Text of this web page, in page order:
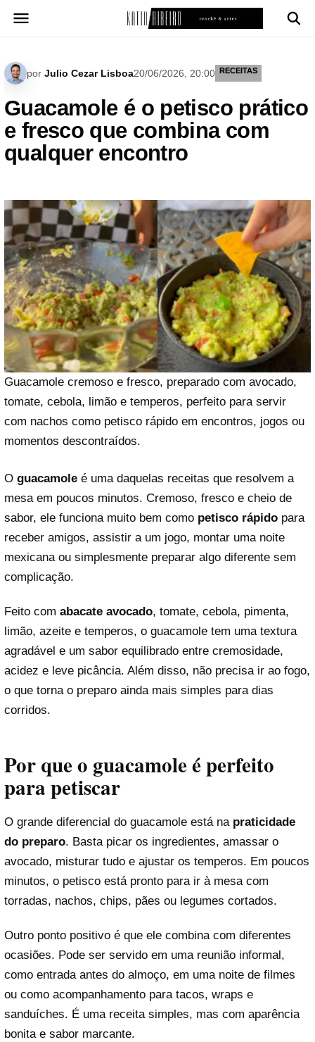
para
por Julio Cezar Lisboa20/06/2026, 20:00 RECEITAS
Guacamole é o petisco prático
e fresco que combina com
qualquer encontro
Guacamole cremoso e fresco, preparado com avocado,
tomate, cebola, limão e temperos, perfeito para servir
com nachos como petisco rápido em encontros, jogos ou
momentos descontraídos.
O guacamole é uma daquelas receitas que resolvem a
mesa em poucos minutos. Cremoso, fresco e cheio de
sabor, ele funciona muito bem como petisco rápido para
receber amigos, assistir a um jogo, montar uma noite
mexicana ou simplesmente preparar algo diferente sem
complicação.
Feito com abacate avocado, tomate, cebola, pimenta,
limão, azeite e temperos, o guacamole tem uma textura
agradável e um sabor equilibrado entre cremosidade,
acidez e leve picância. Além disso, não precisa ir ao fogo,
o que torna o preparo ainda mais simples para dias
corridos.
Por que o guacamole é perfeito
para petiscar
O grande diferencial do guacamole está na praticidade
do preparo. Basta picar os ingredientes, amassar o
avocado, misturar tudo e ajustar os temperos. Em poucos
minutos, o petisco está pronto para ir à mesa com
torradas, nachos, chips, pães ou legumes cortados.
Outro ponto positivo é que ele combina com diferentes
ocasiões. Pode ser servido em uma reunião informal,
como entrada antes do almoço, em uma noite de filmes
ou como acompanhamento para tacos, wraps e
sanduíches. É uma receita simples, mas com aparência
bonita e sabor marcante.